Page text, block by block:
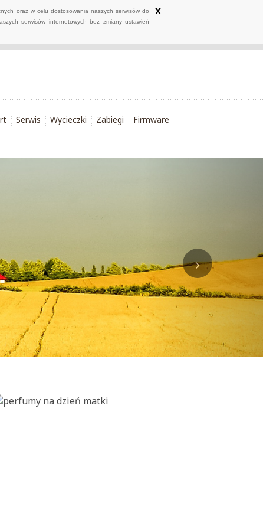
oraz w celu dostosowania naszych serwisów do
serwisów internetowych bez zmiany ustawień
x
Serwis Wycieczki Zabiegi Firmware